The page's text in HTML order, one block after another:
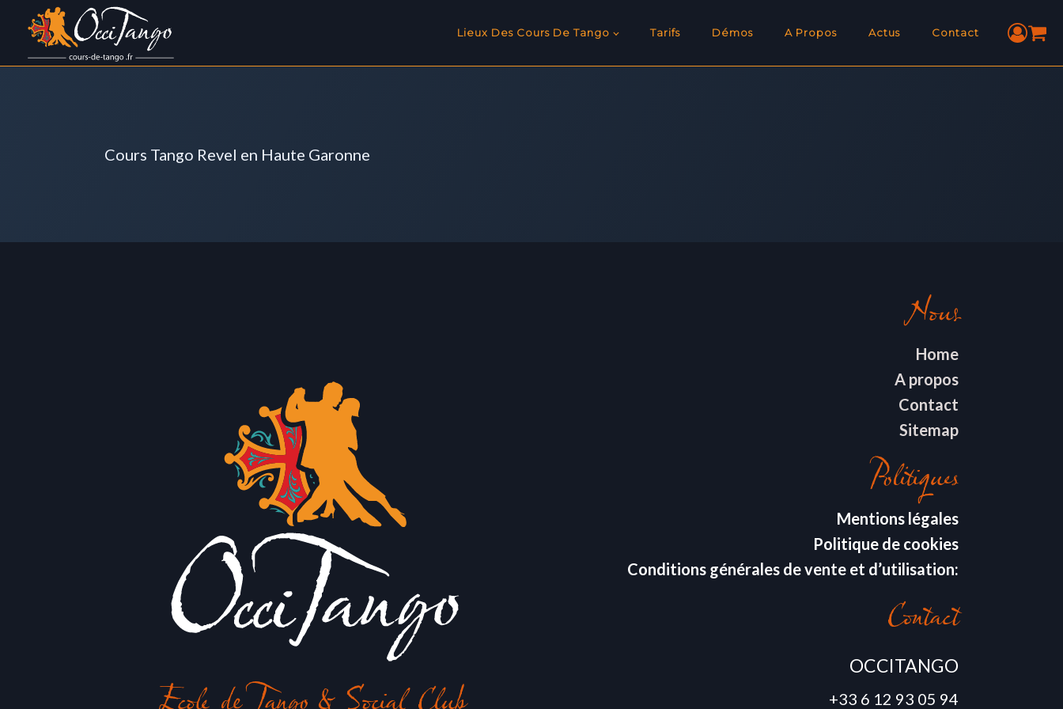
Lieux Des Cours De Tango Tarifs Démos A Propos Actus Contact
Cours Tango Revel en Haute Garonne
Nous
Home
A propos
Contact
Sitemap
Politiques
Mentions légales
Politique de cookies
Conditions générales de vente et d’utilisation:
Contact
OCCITANGO
+33 6 12 93 05 94